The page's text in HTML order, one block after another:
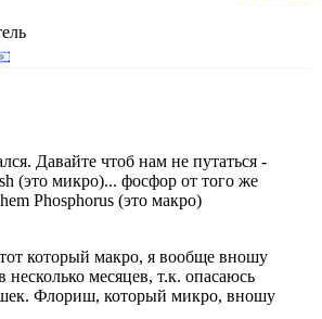
Давайте чтоб нам не путаться -
(это микро)... фосфор от того же
Phosphorus (это макро)
который макро, я вообще вношу
несколько месяцев, т.к. опасаюсь
Флориш, который микро, вношу